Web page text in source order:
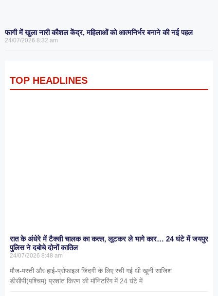
फागी में खुला नारी कौशल केंद्र, महिलाओं को आत्मनिर्भर बनाने की नई पहल
24/07/2026 8:32 am
TOP HEADLINES
रात के अंधेरे में टैक्सी चालक का कत्ल, लूटकर ले भागे कार… 24 घंटे में जयपुर
पुलिस ने दबोचे दोनों कातिल
24/07/2026 8:48 am
मौज-मस्ती और हाई-प्रोफाइल जिंदगी के लिए रची गई थी खूनी साजिश
डीसीपी(पश्चिम) प्रशांत किरण की मॉनिटरिंग में 24 घंटे में